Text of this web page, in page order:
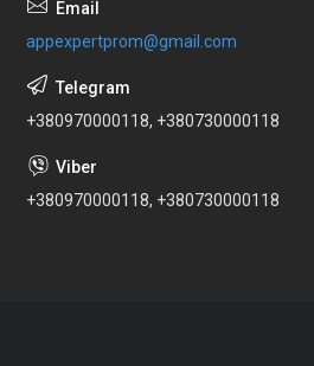
appexpertprom@gmail.com
+380970000118, +380730000118
+380970000118, +380730000118